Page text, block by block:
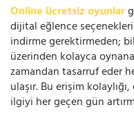
Online ücretsiz oyunlar
dijital eğlence seçenekleri
indirme gerektirmeden;
üzerinden kolayca
zamandan tasarruf eder
ulaşır. Bu erişim
ilgiyi her geçen gün